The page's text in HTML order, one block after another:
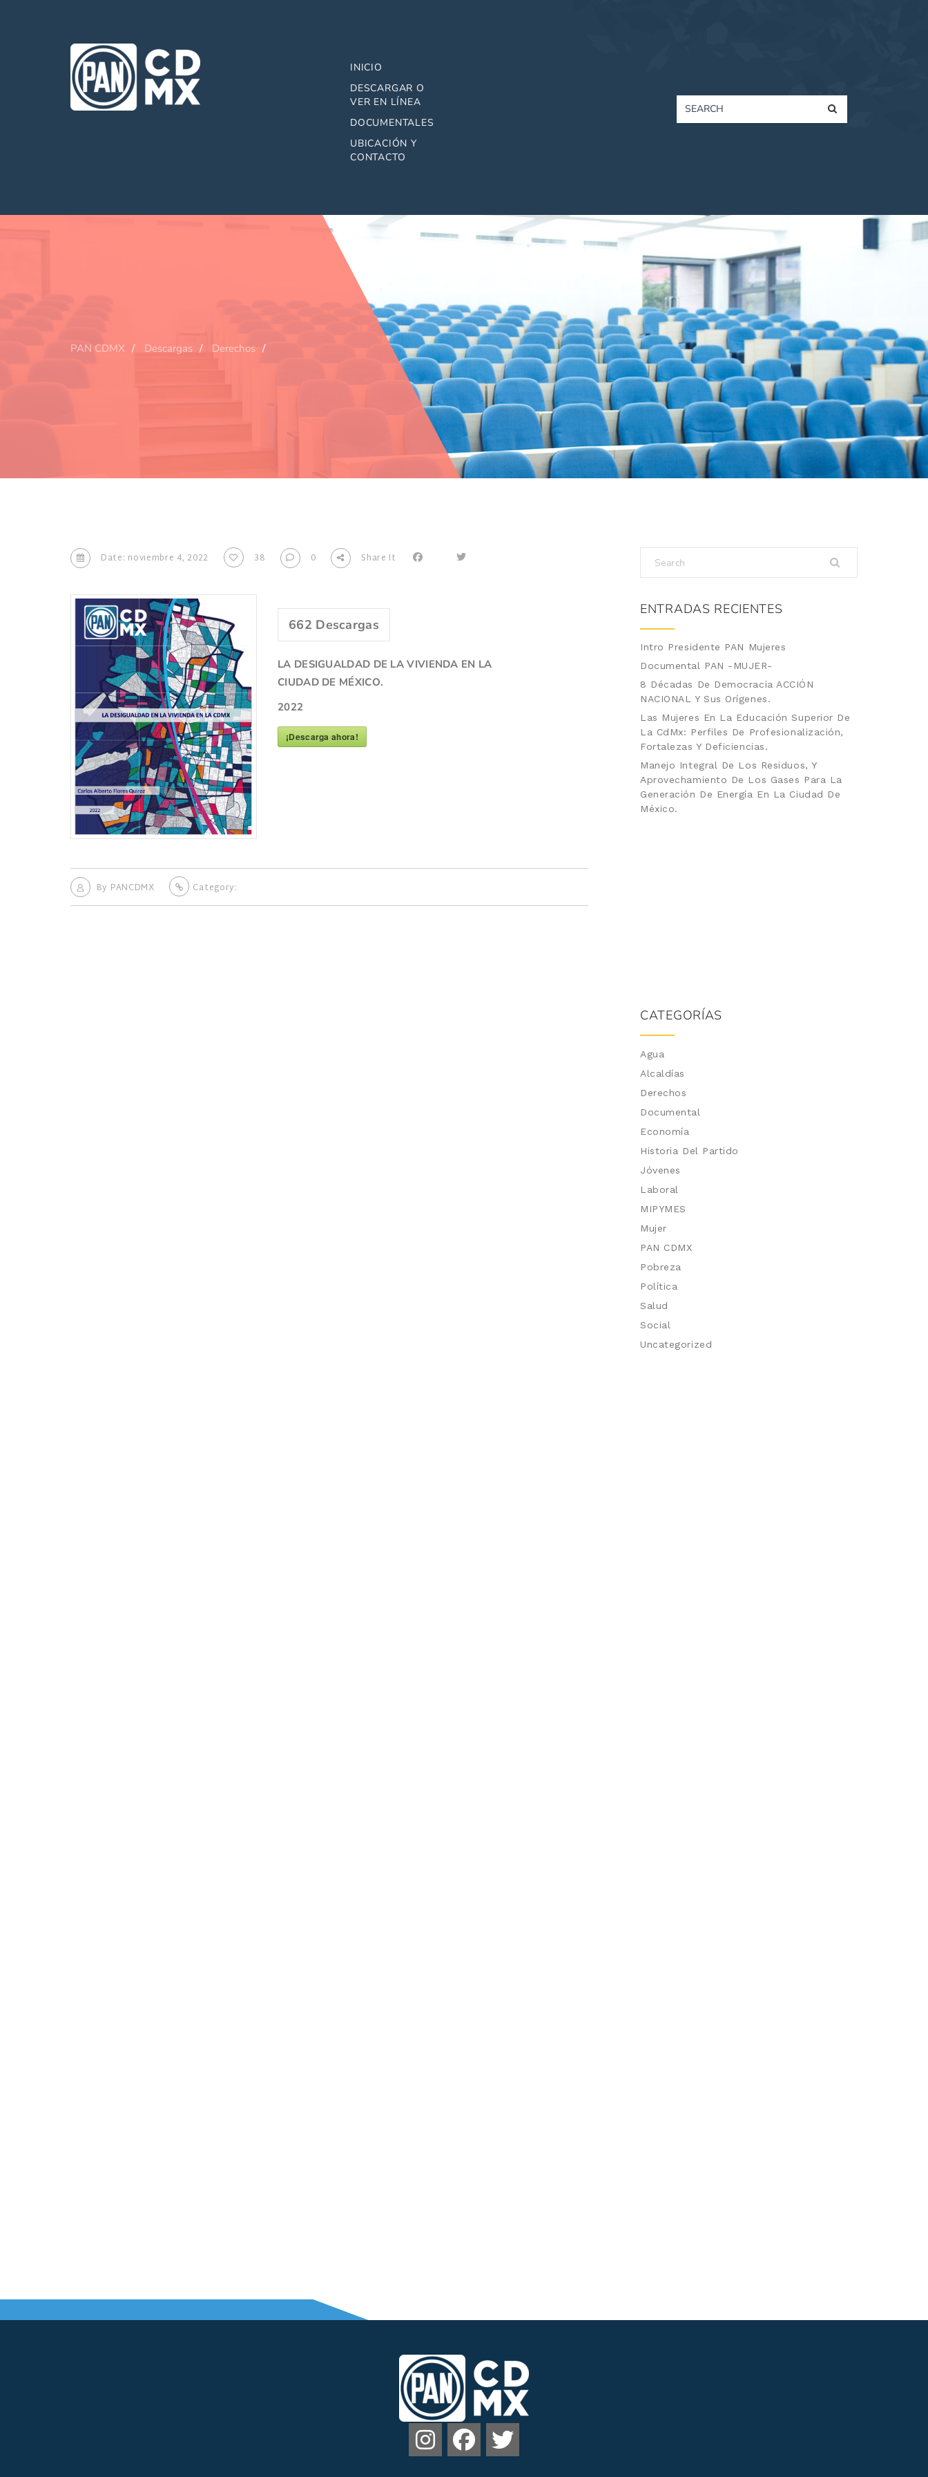
INICIO
DESCARGAR O
VER EN LÍNEA
DOCUMENTALES
UBICACIÓN Y
CONTACTO
PAN CDMX Descargas Derechos
Date: noviembre 4, 2022 38 0 Share It
662 Descargas
LA DESIGUALDAD DE LA VIVIENDA EN LA
CIUDAD DE MÉXICO.
2022
¡Descarga ahora!
By PANCDMX Category:
ENTRADAS RECIENTES
Intro Presidente PAN Mujeres
Documental PAN -MUJER-
8 Décadas De Democracia ACCIÓN
NACIONAL Y Sus Orígenes.
Las Mujeres En La Educación Superior De
La CdMx: Perfiles De Profesionalización,
Fortalezas Y Deficiencias.
Manejo Integral De Los Residuos, Y
Aprovechamiento De Los Gases Para La
Generación De Energía En La Ciudad De
México.
CATEGORÍAS
Agua
Alcaldías
Derechos
Documental
Economía
Historia Del Partido
Jóvenes
Laboral
MIPYMES
Mujer
PAN CDMX
Pobreza
Política
Salud
Social
Uncategorized